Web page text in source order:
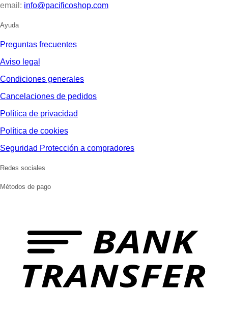
email: info@pacificoshop.com
Ayuda
Preguntas frecuentes
Aviso legal
Condiciones generales
Cancelaciones de pedidos
Política de privacidad
Política de cookies
Seguridad Protección a compradores
Redes sociales
Métodos de pago